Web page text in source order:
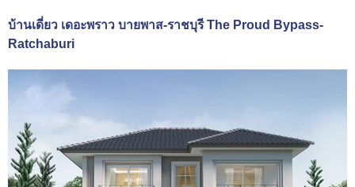
บ้านเดี่ยว เดอะพราว บายพาส-ราชบุรี The Proud Bypass-
Ratchaburi